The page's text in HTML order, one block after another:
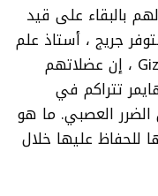
بالبقاء على قيد
جريج ، أستاذ علم
الأعصاب في U من U من U من U ومؤلف كبير في كلتا الدراستين ، لـ Gizmodo ، إن عضلاتهم
تتراكم في
العصبي. ما هو
للحفاظ عليها خلال